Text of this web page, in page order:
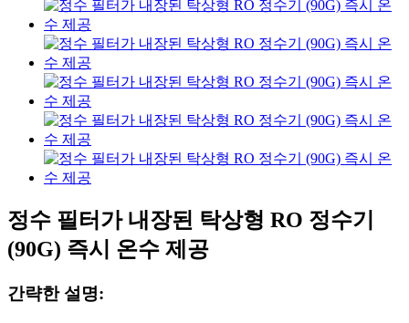
정수 필터가 내장된 탁상형 RO 정수기
(90G) 즉시 온수 제공
간략한 설명: